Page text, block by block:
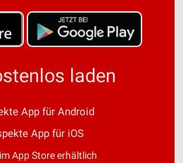
laden
App für Android
App für iOS
App Store erhältlich